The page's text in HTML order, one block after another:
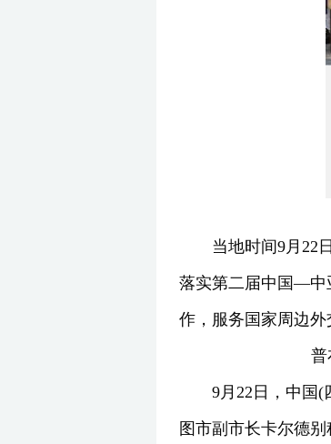
当地时间9月22
落实第二届中国—中
作，服务国家周边外
普
9月22日，中国
图市副市长卡尔德